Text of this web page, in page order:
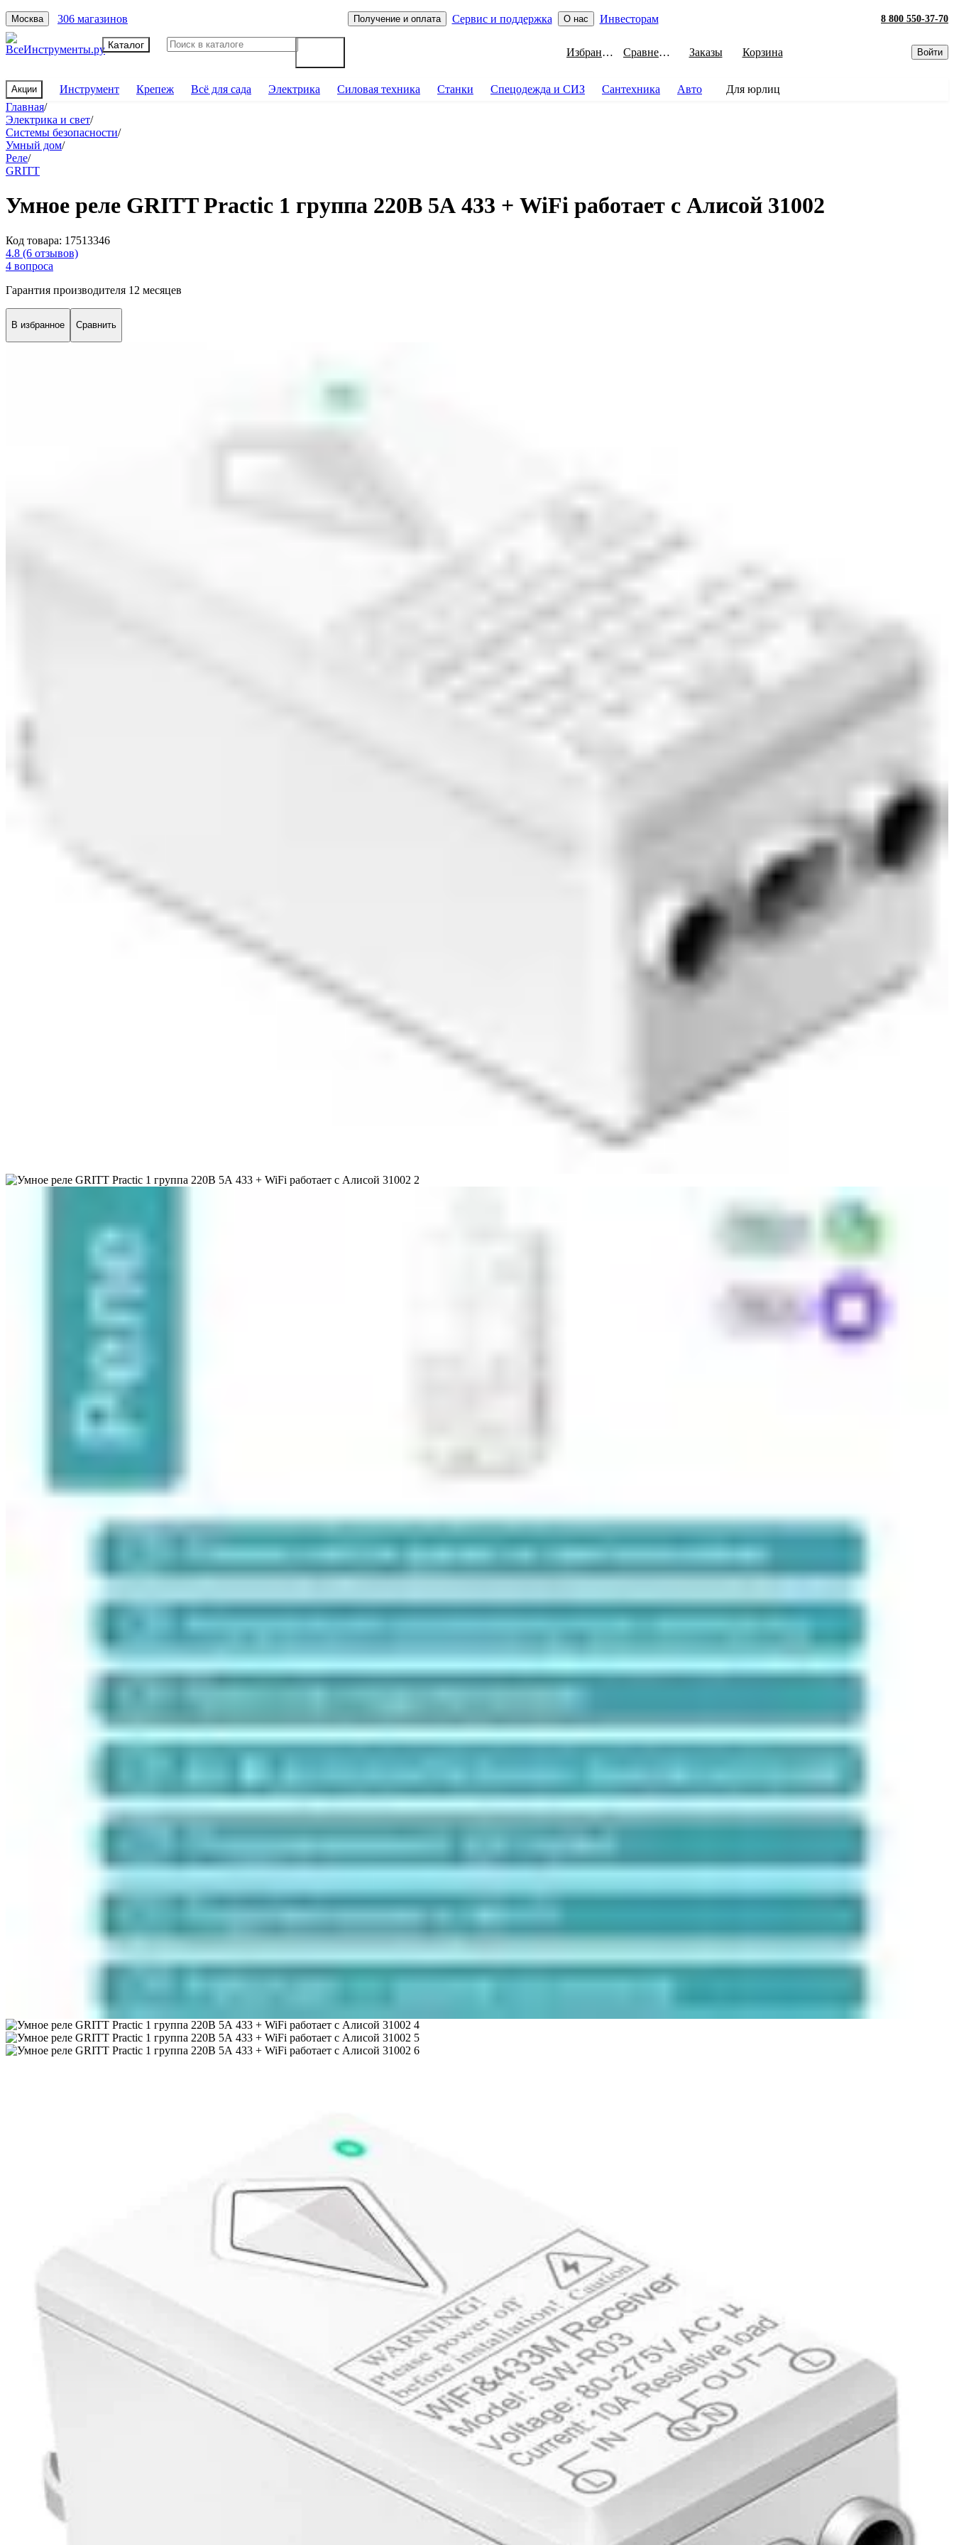
Москва 306 магазинов Получение и оплата Сервис и поддержка О нас Инвесторам 8 800 550-37-70
Каталог
Избранное Сравнение Заказы Корзина Войти
Акции Инструмент Крепеж Всё для сада Электрика Силовая техника Станки Спецодежда и СИЗ Сантехника Авто
Для юрлиц
Главная/
Электрика и свет/
Системы безопасности/
Умный дом/
Реле/
GRITT
Умное реле GRITT Practic 1 группа 220В 5А 433 + WiFi работает с Алисой 31002
Код товара: 17513346
4.8 (6 отзывов)
4 вопроса
Гарантия производителя 12 месяцев
В избранное Сравнить